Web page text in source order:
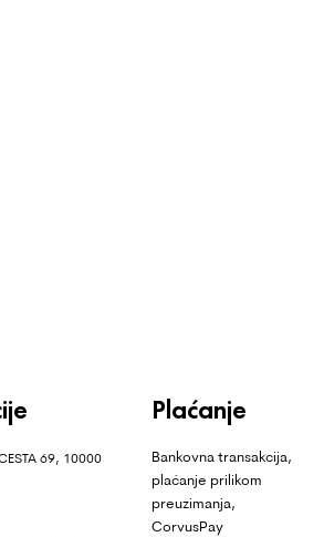
69, 10000
Plaćanje
Bankovna transakcija,
plaćanje prilikom
preuzimanja,
CorvusPay